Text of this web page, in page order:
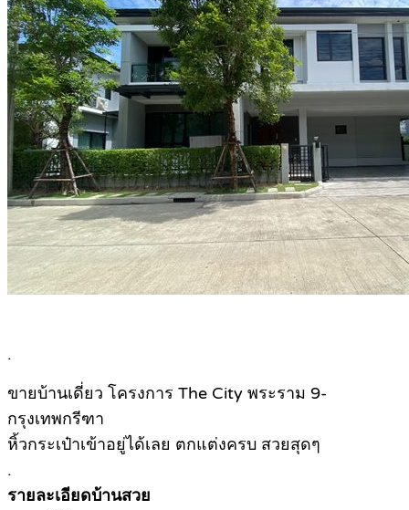
.
ขายบ้านเดี่ยว โครงการ The City พระราม 9-
กรุงเทพกรีฑา
หิ้วกระเป๋าเข้าอยู่ได้เลย ตกแต่งครบ สวยสุดๆ
.
รายละเอียดบ้านสวย